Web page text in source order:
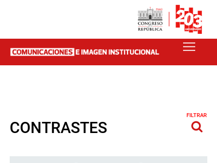
CONTRASTES
FILTRAR